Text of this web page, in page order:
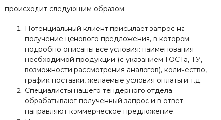
происходит следующим образом:
Потенциальный клиент присылает запрос на
получение ценового предложения, в котором
подробно описаны все условия: наименования
необходимой продукции (с указанием ГОСТа, ТУ,
возможности рассмотрения аналогов), количество,
график поставки, желаемые условия оплаты и т.д.
Специалисты нашего тендерного отдела
обрабатывают полученный запрос и в ответ
направляют коммерческое предложение.